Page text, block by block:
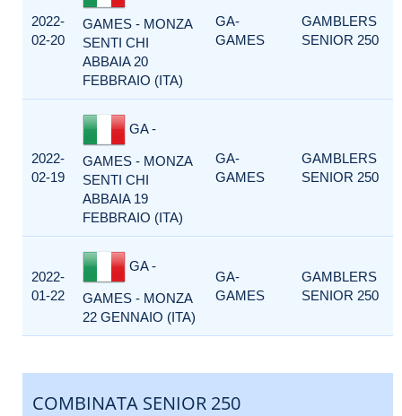
2022-
02-20
GAMES - MONZA
SENTI CHI
ABBAIA 20
FEBBRAIO (ITA)
GA-
GAMES
GAMBLERS
SENIOR 250
2022-
02-19
GA -
GAMES - MONZA
SENTI CHI
ABBAIA 19
FEBBRAIO (ITA)
GA-
GAMES
GAMBLERS
SENIOR 250
2022-
01-22
GA -
GAMES - MONZA
22 GENNAIO (ITA)
GA-
GAMES
GAMBLERS
SENIOR 250
COMBINATA SENIOR 250